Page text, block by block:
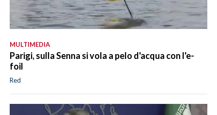
MULTIMEDIA
Parigi, sulla Senna si vola a pelo d'acqua con l'e-
foil
Red